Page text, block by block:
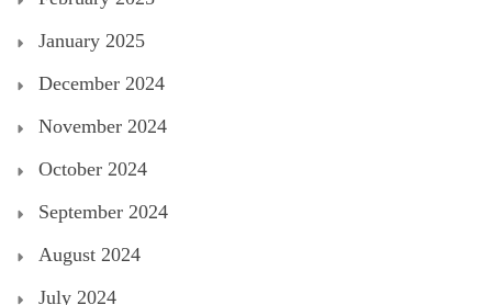
January 2025
December 2024
November 2024
October 2024
September 2024
August 2024
July 2024